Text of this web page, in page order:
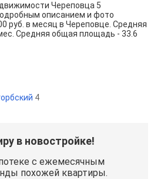
Череповца 5
описанием и фото
руб. в месяц в Череповце. Средняя
Средняя общая площадь - 33.6
4
в новостройке!
с ежемесячным
похожей квартиры.